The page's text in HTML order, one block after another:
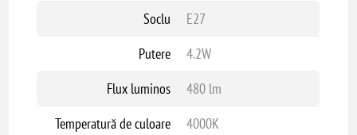
Cod produs: 147-78251
Soclu
E27
Putere
4.2W
Flux luminos
480 lm
Temperatură de culoare
4000K